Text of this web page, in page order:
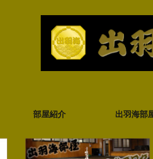
部屋紹介 出羽海部